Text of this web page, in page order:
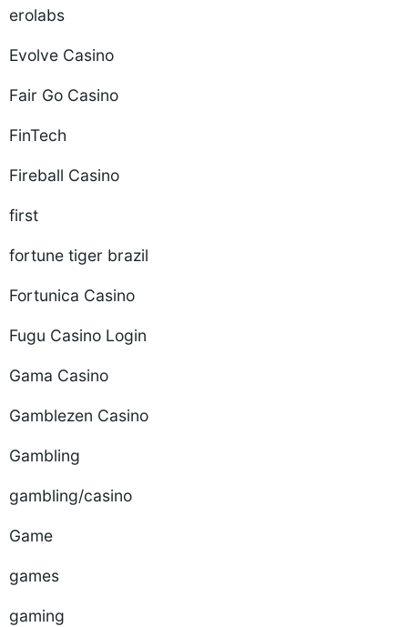
erolabs
Evolve Casino
Fair Go Casino
FinTech
Fireball Casino
first
fortune tiger brazil
Fortunica Casino
Fugu Casino Login
Gama Casino
Gamblezen Casino
Gambling
gambling/casino
Game
games
gaming